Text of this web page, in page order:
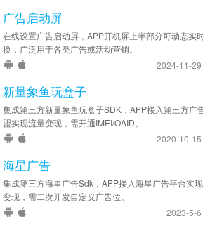
广告启动屏
在线设置广告启动屏，APP开机屏上半部分可动态实
换，广泛用于各类广告或活动营销。
2024-11-
新量象鱼玩盒子
集成第三方新量象鱼玩盒子SDK，APP接入第三方广
盟实现流量变现，需开通IMEI/OAID。
2020-10-
海星广告
集成第三方海星广告Sdk，APP接入海星广告平台实
变现，需二次开发自定义广告位。
2023-5-